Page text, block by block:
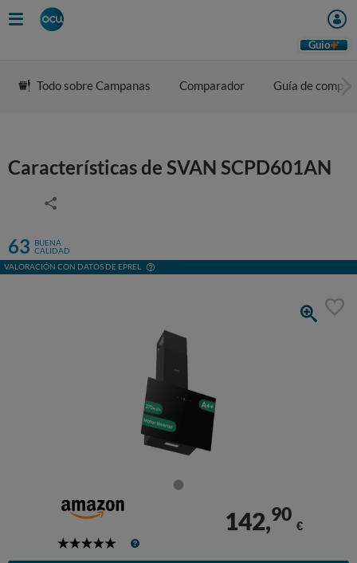
Guio
Todo sobre Campanas Comparador Guía de compra
Características de SVAN SCPD601AN
63 BUENA
CALIDAD
VALORACIÓN CON DATOS DE EPREL
5
142,90
€